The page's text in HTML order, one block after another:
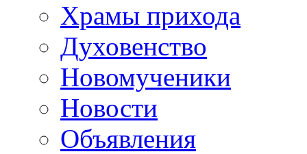
Храмы прихода
Духовенство
Новомученики
Новости
Объявления